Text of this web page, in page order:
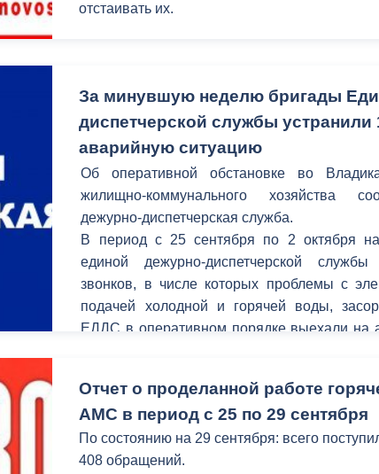
отстаивать их.
За минувшую неделю бригады
диспетчерской службы устранили
аварийную ситуацию
Об оперативной обстановке во
жилищно-коммунального хозяйства
дежурно-диспетчерская служба.
В период c 25 сентября по 2 октября
единой дежурно-диспетчерской
звонков, в числе которых проблемы с
подачей холодной и горячей воды,
ЕДДС в оперативном порядке выехали на
жители Владикавказа могут по номеру 53-19-
Отчет о проделанной работе
АМС в период с 25 по 29 сентября
По состоянию на 29 сентября: всего
408 обращений.